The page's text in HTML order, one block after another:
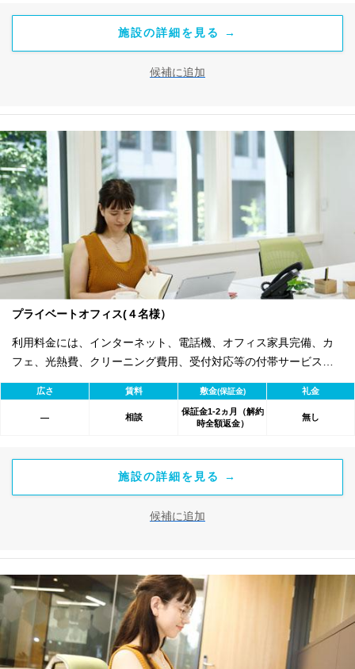
施設の詳細を見る →
候補に追加
プライベートオフィス(４名様）
利用料金には、インターネット、電話機、オフィス家具完備、カ
フェ、光熱費、クリーニング費用、受付対応等の付帯サービスす
べて含まれ、追加料金不要です。 また適宜キャンペーン、契約期
間による割引特典あります。
広さ 賃料 敷金(保証金) 礼金
― 相談
保証金1-2ヵ月（解約
時全額返金）
無し
施設の詳細を見る →
候補に追加